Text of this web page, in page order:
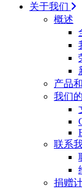
关于我们
概述
产品
我们
联系
捐赠